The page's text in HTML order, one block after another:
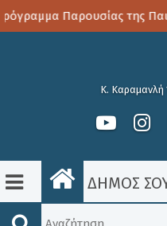
Παρουσίας της
Κ. Καραμανλή
ΔΗΜΟΣ